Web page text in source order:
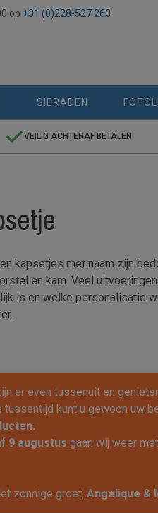
op +31 (0)228-527 263
SIERADEN
VEILIG ACHTERAF BETALEN
kapsetjes met naam zijn
en kam. Veel
is en welke personalisatie
er even tussenuit en
tussentijd kunt u gewoon uw
9 augustus gaan wij weer
zonnige groet, Angelique &